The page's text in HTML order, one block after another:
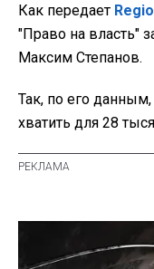
Как передает
"Право на власть"
Максим Степанов.
Так, по его
хватить для 28